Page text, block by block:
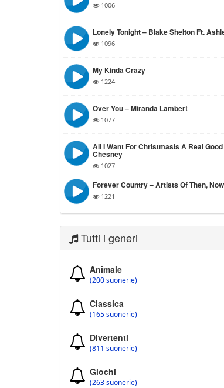
1006
Lonely Tonight – Blake Shelton Ft.
1096
My Kinda Crazy
1224
Over You – Miranda Lambert
1077
All I Want For ChristmasIs A Real
Chesney
1027
Forever Country – Artists Of Then,
1221
Tutti i generi
Animale
(200 suonerie)
Classica
(165 suonerie)
Divertenti
(811 suonerie)
Giochi
(263 suonerie)